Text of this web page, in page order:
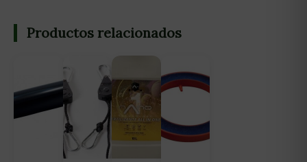
Productos relacionados